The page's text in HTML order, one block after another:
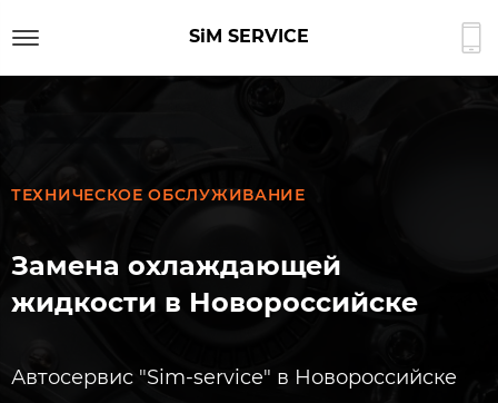
SiM SERVICE
ТЕХНИЧЕСКОЕ ОБСЛУЖИВАНИЕ
Замена охлаждающей
жидкости в Новороссийске
Автосервис "Sim-service" в Новороссийске